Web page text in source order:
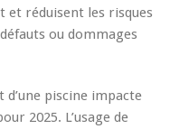
réduisent les risques
ou dommages
d’une piscine impacte
2025. L’usage de